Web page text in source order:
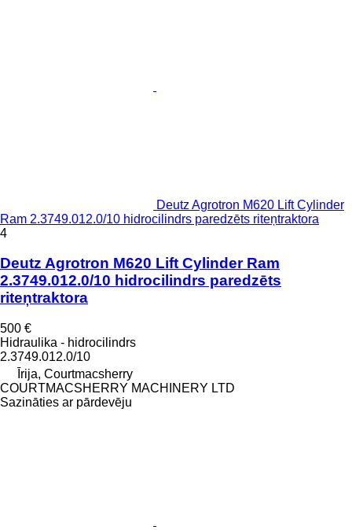
Deutz Agrotron M620 Lift Cylinder
Ram 2.3749.012.0/10 hidrocilindrs paredzēts riteņtraktora
4
Deutz Agrotron M620 Lift Cylinder Ram
2.3749.012.0/10 hidrocilindrs paredzēts
riteņtraktora
500 €
Hidraulika - hidrocilindrs
2.3749.012.0/10
Īrija, Courtmacsherry
COURTMACSHERRY MACHINERY LTD
Sazināties ar pārdevēju